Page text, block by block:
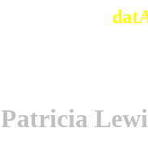
Patricia